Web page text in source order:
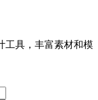
工具，丰富素材和模